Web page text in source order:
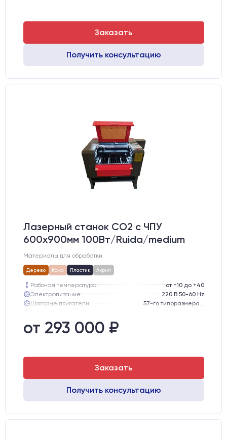
Заказать
Получить консультацию
Лазерный станок CO2 c ЧПУ
600х900мм 100Вт/Ruida/medium
Материалы для обработки:
Дерево Кожа Пластик Акрил
Рабочая температура:
от +10 до +40
Электропитание:
220 В 50-60 Hz
Шаговые двигатели:
Направляющие оси Y:
Направляющие оси Х:
от 293 000 ₽
Заказать
Получить консультацию